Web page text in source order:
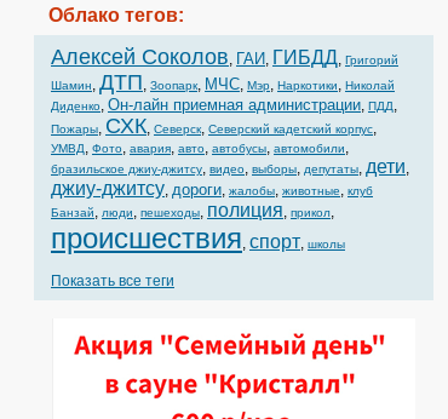
Облако тегов:
Алексей Соколов, ГАИ, ГИБДД, Григорий
Шамин, ДТП, Зоопарк, МЧС, Мэр, Наркотики, Николай
Диденко, Он-лайн приемная администрации, ПДД,
Пожары, СХК, Северск, Северский кадетский корпус,
УМВД, Фото, авария, авто, автобусы, автомобили,
бразильское джиу-джитсу, видео, выборы, депутаты, дети,
джиу-джитсу, дороги, жалобы, животные, клуб
Банзай, люди, пешеходы, полиция, прикол,
происшествия, спорт, школы
Показать все теги